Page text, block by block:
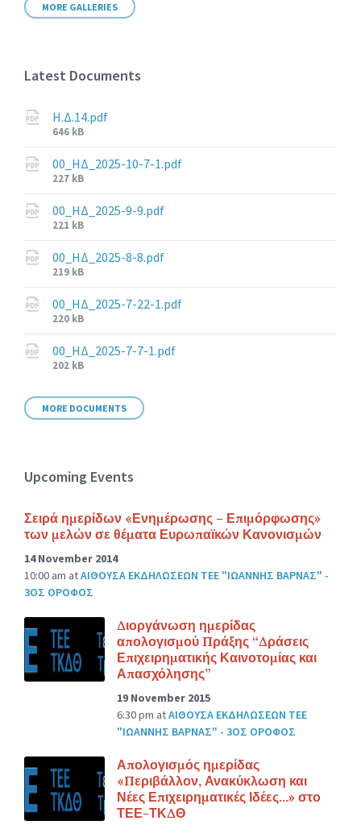
MORE GALLERIES
Latest Documents
Η.Δ.14.pdf
File
size:
646 kB
00_ΗΔ_2025-10-7-1.pdf
File
size:
227 kB
00_ΗΔ_2025-9-9.pdf
File
size:
221 kB
00_ΗΔ_2025-8-8.pdf
File
size:
219 kB
00_ΗΔ_2025-7-22-1.pdf
File
size:
220 kB
00_ΗΔ_2025-7-7-1.pdf
File
202 kB
MORE DOCUMENTS
Upcoming Events
Σειρά ημερίδων «Ενημέρωσης – Επιμόρφωσης»
των μελών σε θέματα Ευρωπαϊκών Κανονισμών
14 November 2014
10:00 am atΑΙΘΟΥΣΑ ΕΚΔΗΛΩΣΕΩΝ ΤΕΕ "ΙΩΑΝΝΗΣ ΒΑΡΝΑΣ" -
3ΟΣ ΟΡΟΦΟΣ
Διοργάνωση ημερίδας
απολογισμού Πράξης “Δράσεις
Επιχειρηματικής Καινοτομίας και
Απασχόλησης”
19 November 2015
6:30 pm atΑΙΘΟΥΣΑ ΕΚΔΗΛΩΣΕΩΝ ΤΕΕ
"ΙΩΑΝΝΗΣ ΒΑΡΝΑΣ" - 3ΟΣ ΟΡΟΦΟΣ
Απολογισμός ημερίδας
«Περιβάλλον, Ανακύκλωση και
Νέες Επιχειρηματικές Ιδέες…» στο
ΤΕΕ-ΤΚΔΘ